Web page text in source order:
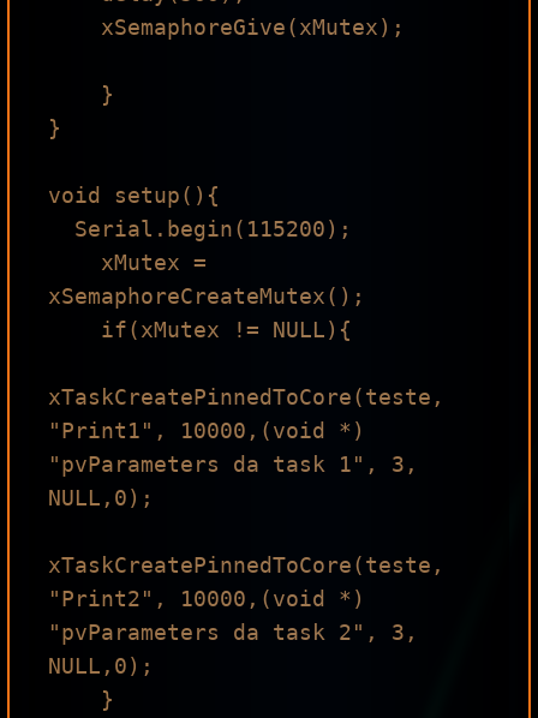
}
void setup(){
xSemaphoreCreateMutex();
xTaskCreatePinnedToCore(teste,
"Print1", 10000,(void *)
"pvParameters da task 1", 3,
NULL,0);
xTaskCreatePinnedToCore(teste,
"Print2", 10000,(void *)
"pvParameters da task 2", 3,
NULL,0);